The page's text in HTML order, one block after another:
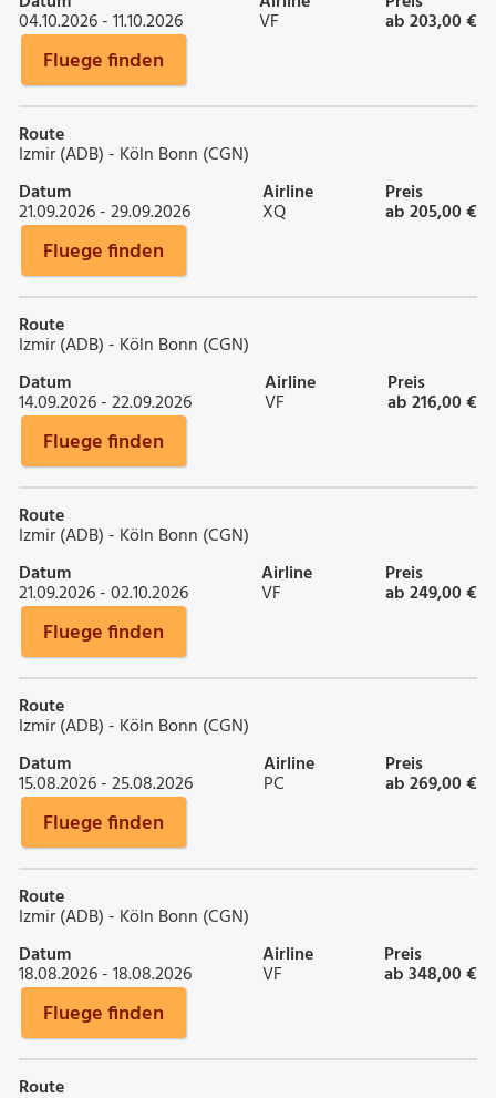
04.10.2026 - 11.10.2026 VF ab 203,00 €
Fluege finden
Route
Izmir (ADB) - Köln Bonn (CGN)
Datum
21.09.2026 - 29.09.2026
Airline
XQ
Preis
ab 205,00 €
Fluege finden
Route
Izmir (ADB) - Köln Bonn (CGN)
Datum
14.09.2026 - 22.09.2026
Airline
VF
Preis
ab 216,00 €
Fluege finden
Route
Izmir (ADB) - Köln Bonn (CGN)
Datum
21.09.2026 - 02.10.2026
Airline
VF
Preis
ab 249,00 €
Fluege finden
Route
Izmir (ADB) - Köln Bonn (CGN)
Datum
15.08.2026 - 25.08.2026
Airline
PC
Preis
ab 269,00 €
Fluege finden
Route
Izmir (ADB) - Köln Bonn (CGN)
Datum
18.08.2026 - 18.08.2026
Airline
VF
Preis
ab 348,00 €
Fluege finden
Route